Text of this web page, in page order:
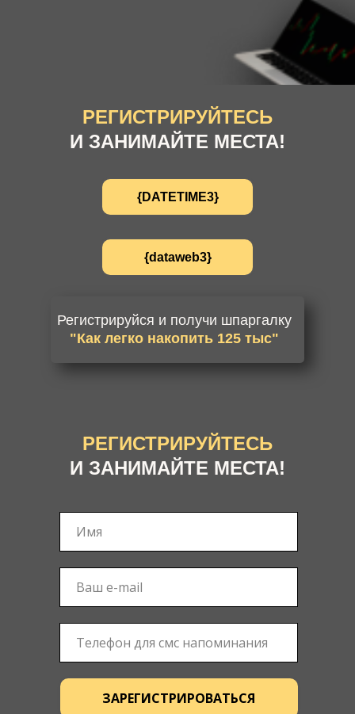
Регистрируйся и получи шпаргалку
"Как легко накопить 125 тыс"
РЕГИСТРИРУЙТЕСЬ
И ЗАНИМАЙТЕ МЕСТА!
{DATETIME3}
{dataweb3}
РЕГИСТРИРУЙТЕСЬ
И ЗАНИМАЙТЕ МЕСТА!
ЗАРЕГИСТРИРОВАТЬСЯ